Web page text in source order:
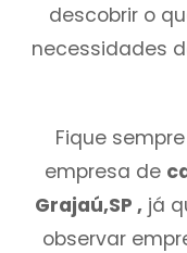
descobrir o
necessidades
Fique
empresa de
Grajaú,SP , já
observar